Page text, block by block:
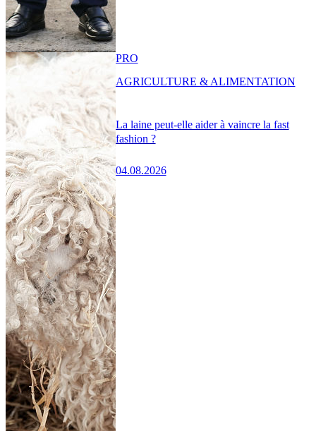
La laine peut-elle aider à vaincre la fast
fashion ?
04.08.2026
PRO
AGRICULTURE & ALIMENTATION